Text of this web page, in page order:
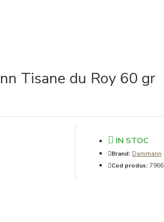
Tisane du Roy 60 gr
IN STOC
Brand: Dammann
Cod produs: 7966